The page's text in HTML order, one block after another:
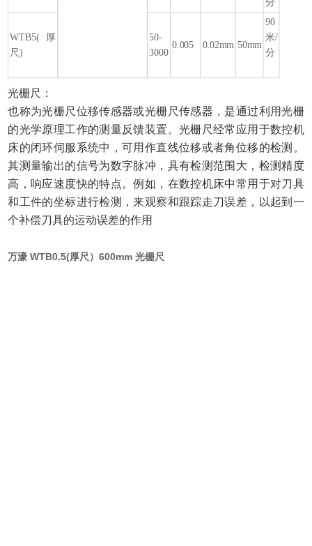
分
WTB5(厚
尺)
50-
3000
0.005 0.02mm 50mm
90
米/
分
光栅尺：
也称为光栅尺位移传感器或光栅尺传感器，是通过利用光栅
的光学原理工作的测量反馈装置。光栅尺经常应用于数控机
床的闭环伺服系统中，可用作直线位移或者角位移的检测。
其测量输出的信号为数字脉冲，具有检测范围大，检测精度
高，响应速度快的特点。例如，在数控机床中常用于对刀具
和工件的坐标进行检测，来观察和跟踪走刀误差，以起到一
个补偿刀具的运动误差的作用
万濠 WTB0.5(厚尺）600mm 光栅尺